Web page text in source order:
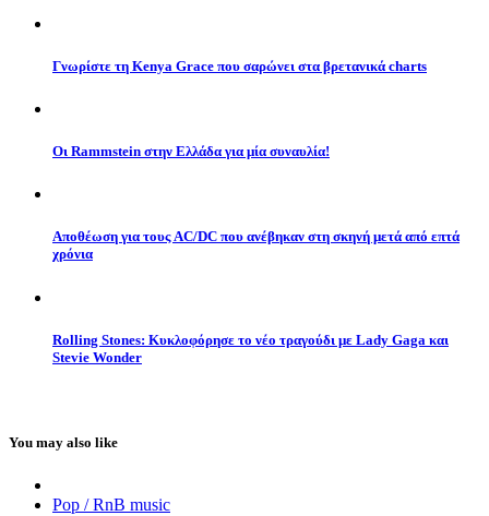
Γνωρίστε τη Kenya Grace που σαρώνει στα βρετανικά charts
Οι Rammstein στην Ελλάδα για μία συναυλία!
Αποθέωση για τους AC/DC που ανέβηκαν στη σκηνή μετά από επτά
χρόνια
Rolling Stones: Κυκλοφόρησε το νέο τραγούδι με Lady Gaga και
Stevie Wonder
You may also like
Pop / RnB music